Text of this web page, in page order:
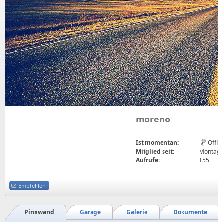
moreno
Ist momentan:
Mitglied seit:
Aufrufe:
155
Empfehlen
Dokumente
Galerie
Garage
Pinnwand